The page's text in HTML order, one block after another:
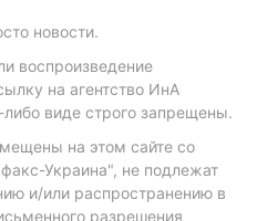
новости.
воспроизведение
на агентство ИнА
либо виде строго запрещены.
на этом сайте со
Украина", не подлежат
и/или распространению в
разрешения